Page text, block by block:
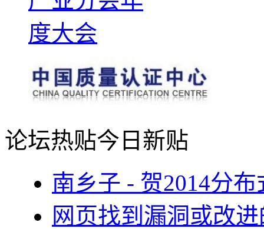
论坛热贴今日新贴
南乡子 - 贺2014分
网页找到漏洞或改